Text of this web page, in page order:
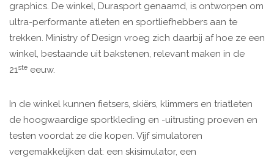
graphics. De winkel, Durasport genaamd, is ontworpen om
ultra-performante atleten en sportliefhebbers aan te
trekken. Ministry of Design vroeg zich daarbij af hoe ze een
winkel, bestaande uit bakstenen, relevant maken in de
21ste eeuw.
In de winkel kunnen fietsers, skiërs, klimmers en triatleten
de hoogwaardige sportkleding en -uitrusting proeven en
testen voordat ze die kopen. Vijf simulatoren
vergemakkelijken dat: een skisimulator, een